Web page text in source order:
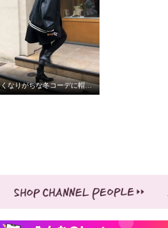
暗くなりがちな冬コーデに帽子で華やぎをプラス